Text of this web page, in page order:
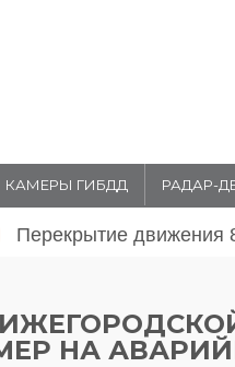
КАМЕРЫ ГИБДД РАДАР-
Перекрытие движения
НА